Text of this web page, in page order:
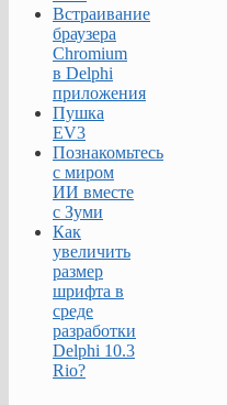
Встраивание
браузера
Chromium
в Delphi
приложения
Пушка
EV3
Познакомьтесь
с миром
ИИ вместе
с Зуми
Как
увеличить
размер
шрифта в
среде
разработки
Delphi 10.3
Rio?